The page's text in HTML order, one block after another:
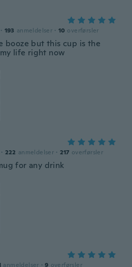
· 193 anmeldelser · 10 overførsler
booze but this cup is the
life right now
· 222 anmeldelser · 217 overførsler
for any drink
anmeldelser · 9 overførsler